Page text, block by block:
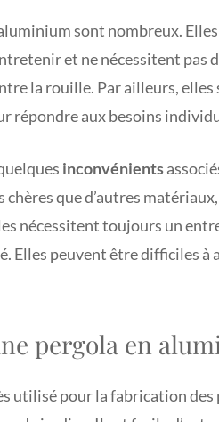
sont nombreux.
et ne nécessitent pas
la rouille. Par ailleurs,
répondre aux besoins
inconvénients
que d’autres
nécessitent toujours un
peuvent être difficiles à
pergola en
utilisé pour la fabrication des